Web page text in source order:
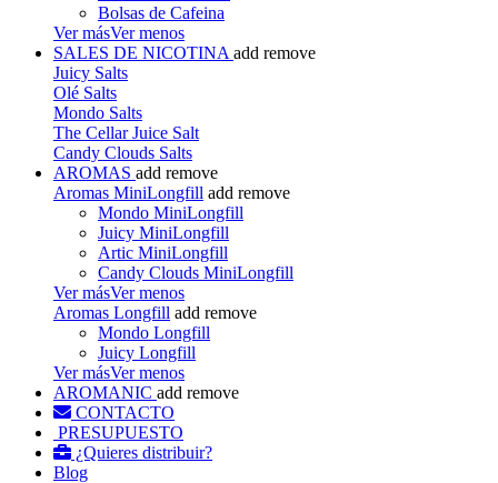
Bolsas de Cafeina
Ver másVer menos
SALES DE NICOTINA add remove
Juicy Salts
Olé Salts
Mondo Salts
The Cellar Juice Salt
Candy Clouds Salts
AROMAS add remove
Aromas MiniLongfill add remove
Mondo MiniLongfill
Juicy MiniLongfill
Artic MiniLongfill
Candy Clouds MiniLongfill
Ver másVer menos
Aromas Longfill add remove
Mondo Longfill
Juicy Longfill
Ver másVer menos
AROMANIC add remove
CONTACTO
PRESUPUESTO
¿Quieres distribuir?
Blog